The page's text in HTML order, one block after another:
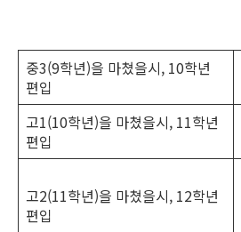
중3(9학년)을 마쳤을시, 10학년
편입
고1(10학년)을 마쳤을시, 11학년
편입
고2(11학년)을 마쳤을시, 12학년
편입